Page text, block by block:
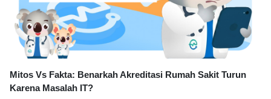
Mitos Vs Fakta: Benarkah Akreditasi Rumah Sakit Turun
Karena Masalah IT?